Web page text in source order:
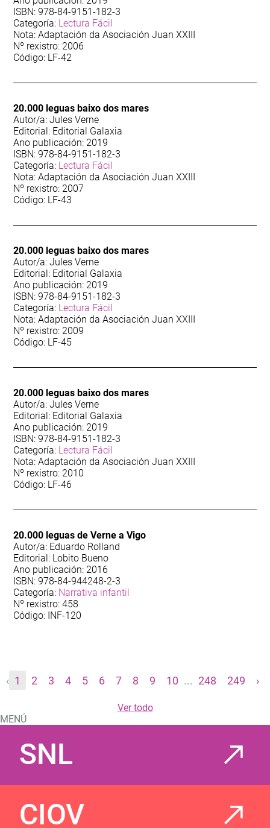
ISBN: 978-84-9151-182-3
Categoría: Lectura Fácil
Nota: Adaptación da Asociación Juan XXIII
Nº rexistro: 2006
Código: LF-42
20.000 leguas baixo dos mares
Autor/a: Jules Verne
Editorial: Editorial Galaxia
Ano publicación: 2019
ISBN: 978-84-9151-182-3
Categoría: Lectura Fácil
Nota: Adaptación da Asociación Juan XXIII
Nº rexistro: 2007
Código: LF-43
20.000 leguas baixo dos mares
Autor/a: Jules Verne
Editorial: Editorial Galaxia
Ano publicación: 2019
ISBN: 978-84-9151-182-3
Categoría: Lectura Fácil
Nota: Adaptación da Asociación Juan XXIII
Nº rexistro: 2009
Código: LF-45
20.000 leguas baixo dos mares
Autor/a: Jules Verne
Editorial: Editorial Galaxia
Ano publicación: 2019
ISBN: 978-84-9151-182-3
Categoría: Lectura Fácil
Nota: Adaptación da Asociación Juan XXIII
Nº rexistro: 2010
Código: LF-46
20.000 leguas de Verne a Vigo
Autor/a: Eduardo Rolland
Editorial: Lobito Bueno
Ano publicación: 2016
ISBN: 978-84-944248-2-3
Categoría: Narrativa infantil
Nº rexistro: 458
Código: INF-120
‹ 1 2 3 4 5 6 7 8 9 10 ... 248 249 ›
Ver todo
MENÚ
SNL
CIOV